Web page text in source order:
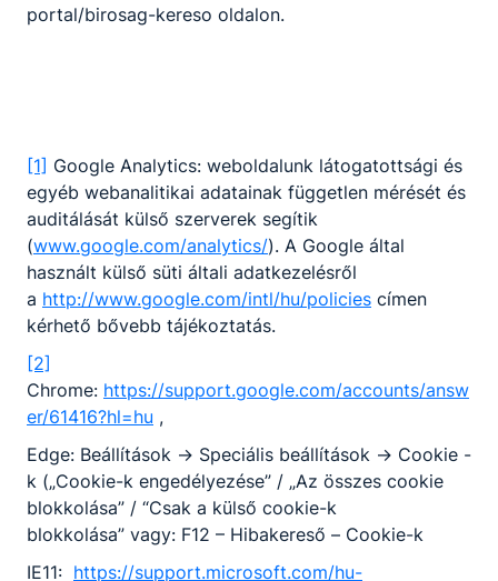
portal/birosag-kereso oldalon.
[1] Google Analytics: weboldalunk látogatottsági és
egyéb webanalitikai adatainak független mérését és
auditálását külső szerverek segítik
(www.google.com/analytics/). A Google által
használt külső süti általi adatkezelésről
a http://www.google.com/intl/hu/policies címen
kérhető bővebb tájékoztatás.
[2]
Chrome: https://support.google.com/accounts/answ
er/61416?hl=hu ,
Edge: Beállítások -> Speciális beállítások -> Cookie -
k („Cookie-k engedélyezése” / „Az összes cookie
blokkolása” / “Csak a külső cookie-k
blokkolása” vagy: F12 – Hibakereső – Cookie-k
IE11: https://support.microsoft.com/hu-